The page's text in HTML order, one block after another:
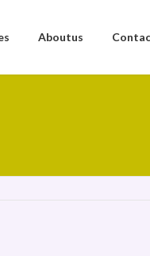
Aboutus